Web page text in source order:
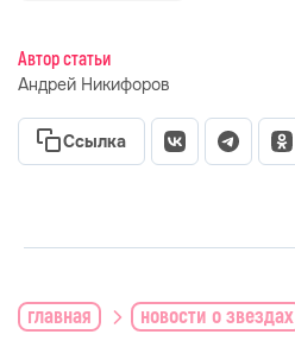
Автор статьи
Андрей Никифоров
Ссылка
главная новости о звездах